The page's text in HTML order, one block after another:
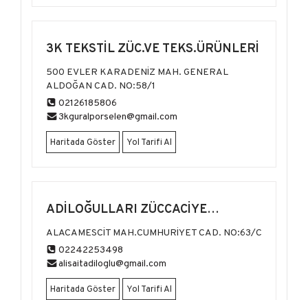
3K TEKSTİL ZÜC.VE TEKS.ÜRÜNLERİ
500 EVLER KARADENİZ MAH. GENERAL
ALDOĞAN CAD. NO:58/1
02126185806
3kguralporselen@gmail.com
Haritada Göster Yol Tarifi Al
ADİLOĞULLARI ZÜCCACİYE
MAĞAZALARI
ALACAMESCİT MAH.CUMHURİYET CAD. NO:63/C
02242253498
alisaitadiloglu@gmail.com
Haritada Göster Yol Tarifi Al